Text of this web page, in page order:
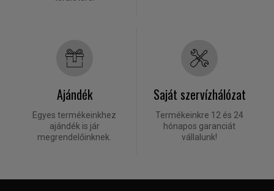
Ajándék
Egyes termékeinkhez
ajándék is jár
megrendelőinknek.
Saját szervízhálózat
Termékeinkre 12 és 24
hónapos garanciát
vállalunk!